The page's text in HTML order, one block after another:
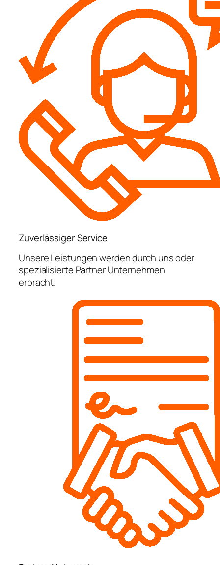
Zuverlässiger Service
Unsere Leistungen werden durch uns oder
spezialisierte Partner Unternehmen
erbracht.